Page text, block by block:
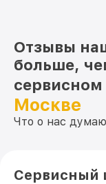
Отзывы
больше,
Москве
Что о нас
Сервисный